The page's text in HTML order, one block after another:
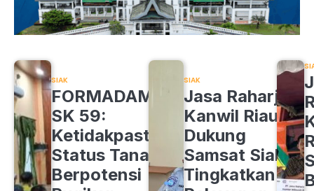
SIAK
FORMADAM
SK 59:
Ketidakpastian
Status Tanah
Berpotensi
SIAK
Jasa Raharja
Kanwil Riau
Dukung
Samsat Siak
Tingkatkan